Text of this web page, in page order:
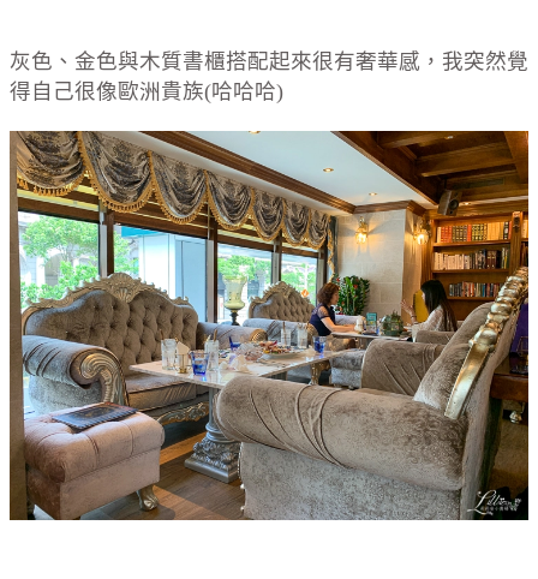
灰色、金色與木質書櫃搭配起來很有奢華感，我突然覺
得自己很像歐洲貴族(哈哈哈)